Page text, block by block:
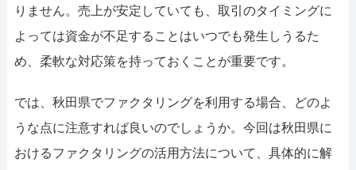
りません。売上が安定していても、取引のタイミングに
よっては資金が不足することはいつでも発生しうるた
め、柔軟な対応策を持っておくことが重要です。
では、秋田県でファクタリングを利用する場合、どのよ
うな点に注意すれば良いのでしょうか。今回は秋田県に
おけるファクタリングの活用方法について、具体的に解